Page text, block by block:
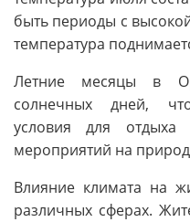
быть периоды с
температура
Летние месяцы в
солнечных дней,
условия для отдыха
мероприятий на
Влияние климата на
различных сферах.